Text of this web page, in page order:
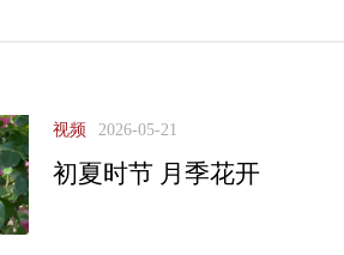
视频 2026-05-21
初夏时节 月季花开